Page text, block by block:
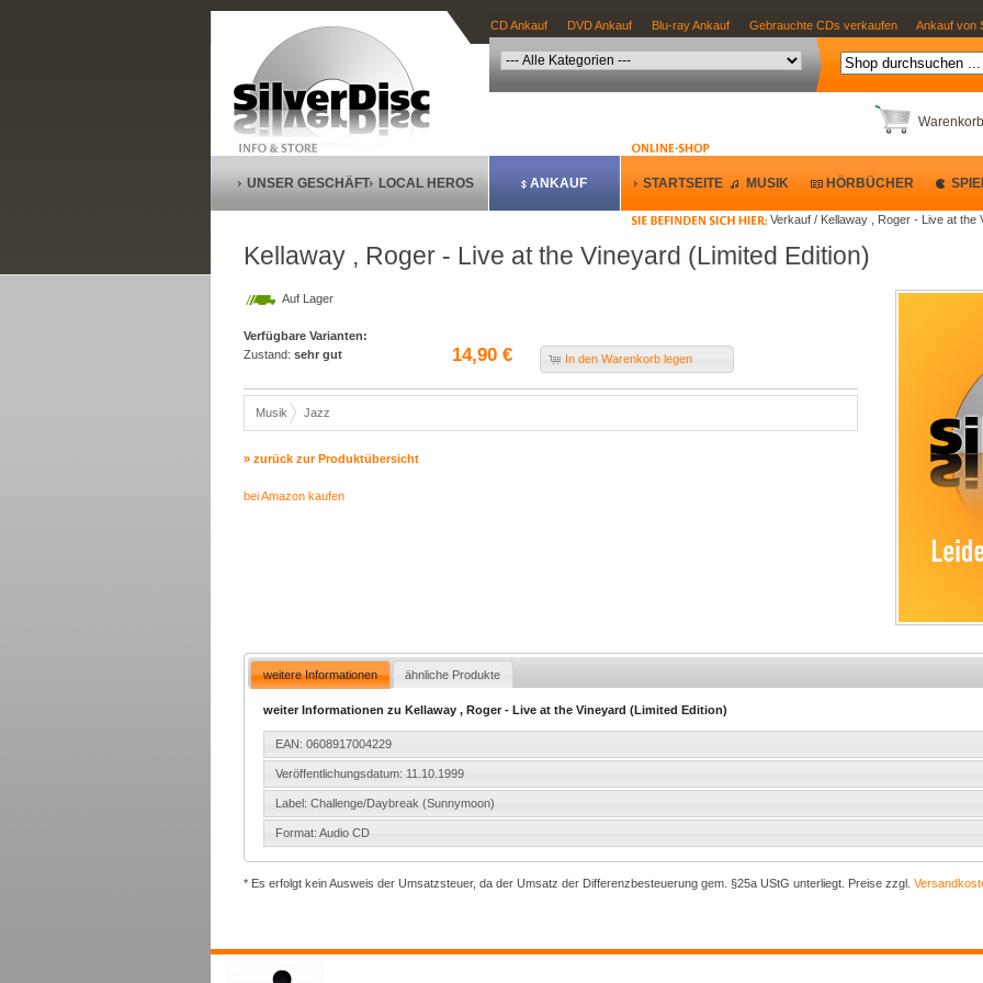
CD Ankauf DVD Ankauf Blu-ray Ankauf Gebrauchte CDs verkaufen Ankauf von
Warenkorb
Verkauf / Kellaway , Roger - Live at the
UNSER GESCHÄFT LOCAL HEROS ANKAUF STARTSEITE MUSIK HÖRBÜCHER
Kellaway , Roger - Live at the Vineyard (Limited Edition)
Auf Lager
Verfügbare Varianten:
Zustand: sehr gut 14,90 € In den Warenkorb legen
Musik Jazz
» zurück zur Produktübersicht
bei Amazon kaufen
weitere Informationen ähnliche Produkte
weiter Informationen zu Kellaway , Roger - Live at the Vineyard (Limited Edition)
EAN: 0608917004229
Veröffentlichungsdatum: 11.10.1999
Label: Challenge/Daybreak (Sunnymoon)
Format: Audio CD
* Es erfolgt kein Ausweis der Umsatzsteuer, da der Umsatz der Differenzbesteuerung gem. §25a UStG unterliegt. Preise zzgl.